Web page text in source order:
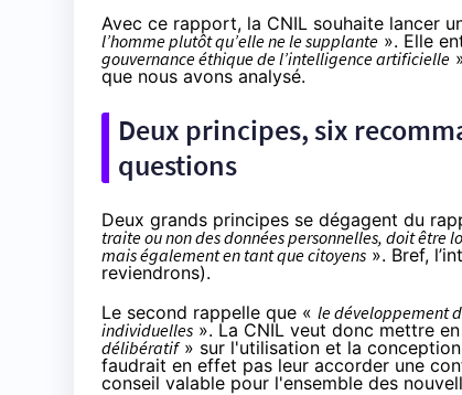
Avec ce rapport, la CNIL souhaite lancer
l’homme plutôt qu’elle ne le supplante ». Elle
gouvernance éthique de l’intelligence artificielle
que nous avons analysé.
Deux principes, six
questions
Deux grands principes se dégagent du
traite ou non des données personnelles, doit être
mais également en tant que citoyens ». Bref,
reviendrons).
Le second rappelle que « le développement
individuelles ». La CNIL veut donc mettre
délibératif» sur l'utilisation et la
faudrait en effet pas leur accorder une
conseil valable pour l'ensemble des